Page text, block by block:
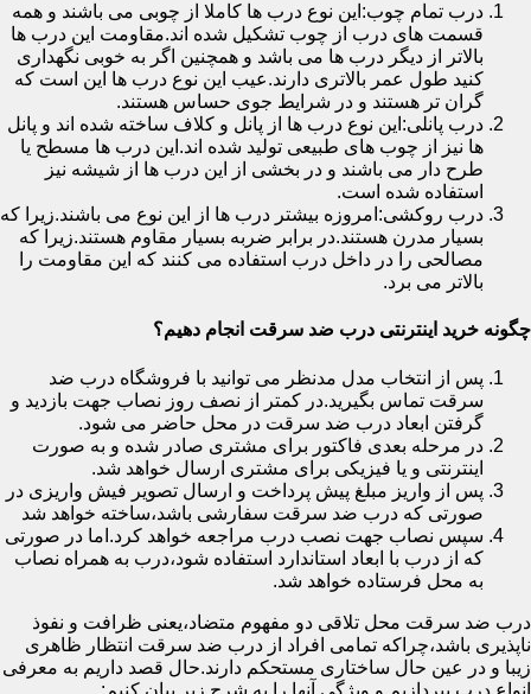
درب تمام چوب:این نوع درب ها کاملا از چوبی می باشند و همه
قسمت های درب از چوب تشکیل شده اند.مقاومت این درب ها
بالاتر از دیگر درب ها می باشد و همچنین اگر به خوبی نگهداری
کنید طول عمر بالاتری دارند.عیب این نوع درب ها این است که
گران تر هستند و در شرایط جوی حساس هستند.
درب پانلی:این نوع درب ها از پانل و کلاف ساخته شده اند و پانل
ها نیز از چوب های طبیعی تولید شده اند.این درب ها مسطح یا
طرح دار می باشند و در بخشی از این درب ها از شیشه نیز
استفاده شده است.
درب روکشی:امروزه بیشتر درب ها از این نوع می باشند.زیرا که
بسیار مدرن هستند.در برابر ضربه بسیار مقاوم هستند.زیرا که
مصالحی را در داخل درب استفاده می کنند که این مقاومت را
بالاتر می برد.
چگونه خرید اینترنتی درب ضد سرقت انجام دهیم؟
پس از انتخاب مدل مدنظر می توانید با فروشگاه درب ضد
سرقت تماس بگیرید.در کمتر از نصف روز نصاب جهت بازدید و
گرفتن ابعاد درب ضد سرقت در محل حاضر می شود.
در مرحله بعدی فاکتور برای مشتری صادر شده و به صورت
اینترنتی و یا فیزیکی برای مشتری ارسال خواهد شد.
پس از واریز مبلغ پیش پرداخت و ارسال تصویر فیش واریزی در
صورتی که درب ضد سرقت سفارشی باشد،ساخته خواهد شد
سپس نصاب جهت نصب درب مراجعه خواهد کرد.اما در صورتی
که از درب با ابعاد استاندارد استفاده شود،درب به همراه نصاب
به محل فرستاده خواهد شد.
درب ضد سرقت محل تلاقی دو مفهوم متضاد،یعنی ظرافت و نفوذ
ناپذیری باشد،چراکه تمامی افراد از درب ضد سرقت انتظار ظاهری
زیبا و در عین حال ساختاری مستحکم دارند.حال قصد داریم به معرفی
انواع درب بپردازیم و ویژگی آنها را به شرح زیر بیان کنیم: